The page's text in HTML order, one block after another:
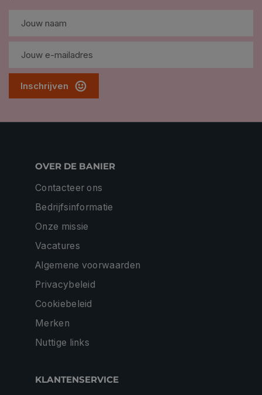
Inschrijven
OVER DE BANIER
Contacteer ons
Bedrijfsinformatie
Onze missie
Vacatures
Algemene voorwaarden
Privacybeleid
Cookiebeleid
Merken
Nuttige links
KLANTENSERVICE